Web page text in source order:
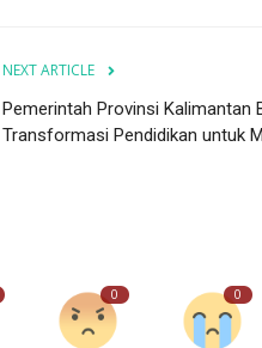
NEXT ARTICLE
Pemerintah Provinsi Kalimantan
Transformasi Pendidikan untuk
0 0
KAB. PAMEKASAN
0 52